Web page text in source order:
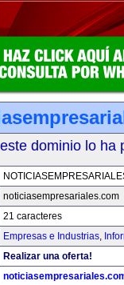
dominio lo ha
noticiasempresariales.com
21 caracteres
Empresas e Industrias,
Realizar una oferta!